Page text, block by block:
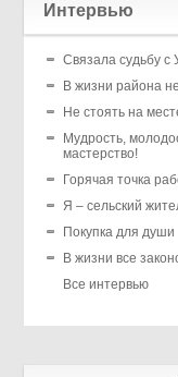
Интервью
Связала судьбу с
В жизни района
Не стоять на
Мудрость,
мастерство!
Горячая точка
Я – сельский
Покупка для души
В жизни все
Все интервью